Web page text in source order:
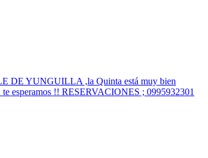
DE YUNGUILLA ,la Quinta está muy bien
esperamos !! RESERVACIONES ; 0995932301